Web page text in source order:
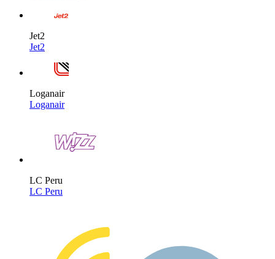
Jet2
Jet2
Loganair
Loganair
LC Peru
LC Peru